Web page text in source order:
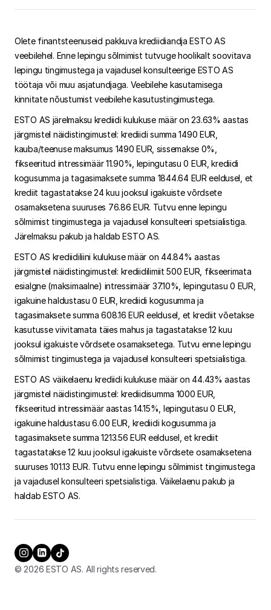
Olete finantsteenuseid pakkuva krediidiandja ESTO AS
veebilehel. Enne lepingu sõlmimist tutvuge hoolikalt soovitava
lepingu tingimustega ja vajadusel konsulteerige ESTO AS
töötaja või muu asjatundjaga. Veebilehe kasutamisega
kinnitate nõustumist veebilehe kasutustingimustega.
ESTO AS järelmaksu krediidi kulukuse määr on 23.63% aastas
järgmistel näidistingimustel: krediidi summa 1490 EUR,
kauba/teenuse maksumus 1490 EUR, sissemakse 0%,
fikseeritud intressimäär 11.90%, lepingutasu 0 EUR, krediidi
kogusumma ja tagasimaksete summa 1844.64 EUR eeldusel, et
krediit tagastatakse 24 kuu jooksul igakuiste võrdsete
osamaksetena suuruses 76.86 EUR. Tutvu enne lepingu
sõlmimist tingimustega ja vajadusel konsulteeri spetsialistiga.
Järelmaksu pakub ja haldab ESTO AS.
ESTO AS krediidiliini kulukuse määr on 44.84% aastas
järgmistel näidistingimustel: krediidilimiit 500 EUR, fikseerimata
esialgne (maksimaalne) intressimäär 37.10%, lepingutasu 0 EUR,
igakuine haldustasu 0 EUR, krediidi kogusumma ja
tagasimaksete summa 608.16 EUR eeldusel, et krediit võetakse
kasutusse viivitamata täies mahus ja tagastatakse 12 kuu
jooksul igakuiste võrdsete osamaksetega. Tutvu enne lepingu
sõlmimist tingimustega ja vajadusel konsulteeri spetsialistiga.
ESTO AS väikelaenu krediidi kulukuse määr on 44.43% aastas
järgmistel näidistingimustel: krediidisumma 1000 EUR,
fikseeritud intressimäär aastas 14.15%, lepingutasu 0 EUR,
igakuine haldustasu 6.00 EUR, krediidi kogusumma ja
tagasimaksete summa 1213.56 EUR eeldusel, et krediit
tagastatakse 12 kuu jooksul igakuiste võrdsete osamaksetena
suuruses 101.13 EUR. Tutvu enne lepingu sõlmimist tingimustega
ja vajadusel konsulteeri spetsialistiga. Väikelaenu pakub ja
haldab ESTO AS.
© 2026 ESTO AS. All rights reserved.